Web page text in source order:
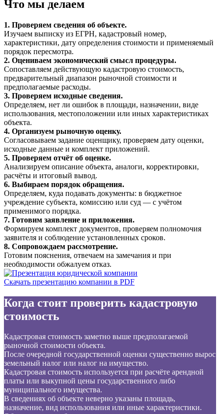
Что мы делаем
1. Проверяем сведения об объекте.
Изучаем выписку из ЕГРН, кадастровый номер,
характеристики, дату определения стоимости и применяемый
порядок пересмотра.
2. Оцениваем экономический смысл процедуры.
Сопоставляем действующую кадастровую стоимость,
предварительный диапазон рыночной стоимости и
предполагаемые расходы.
3. Проверяем исходные сведения.
Определяем, нет ли ошибок в площади, назначении, виде
использования, местоположении или иных характеристиках
объекта.
4. Организуем рыночную оценку.
Согласовываем задание оценщику, проверяем дату оценки,
исходные данные и комплект приложений.
5. Проверяем отчёт об оценке.
Анализируем описание объекта, аналоги, корректировки,
расчёты и итоговый вывод.
6. Выбираем порядок обращения.
Определяем, куда подавать документы: в бюджетное
учреждение субъекта, комиссию или суд — с учётом
применимого порядка.
7. Готовим заявление и приложения.
Формируем комплект документов, проверяем полномочия
заявителя и соблюдение установленных сроков.
8. Сопровождаем рассмотрение.
Готовим пояснения, отвечаем на замечания и при
необходимости обжалуем отказ.
Скачать презентацию компании в PDF
Когда стоит проверить кадастровую
стоимость
Кадастровая стоимость заметно выше предполагаемой
рыночной стоимости объекта.
После очередной государственной оценки существенно вырос
земельный налог или налог на имущество.
Кадастровая стоимость используется при расчёте арендной
платы или выкупной цены государственного либо
муниципального имущества.
В сведениях об объекте неверно указаны площадь,
назначение, вид использования или иные характеристики.